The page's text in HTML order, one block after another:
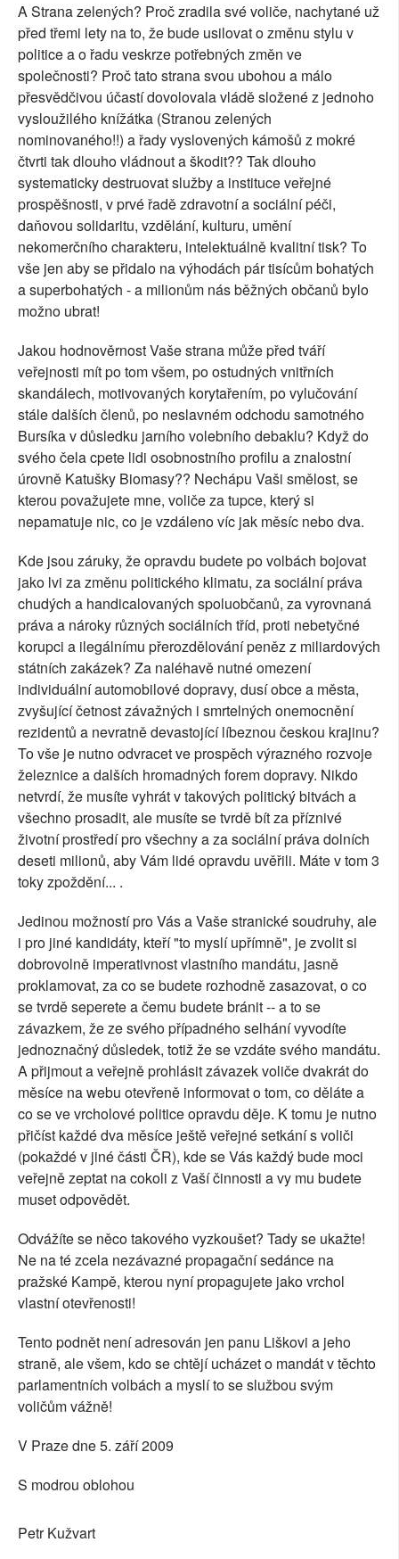
A Strana zelených? Proč zradila své voliče, nachytané už
před třemi lety na to, že bude usilovat o změnu stylu v
politice a o řadu veskrze potřebných změn ve
společnosti? Proč tato strana svou ubohou a málo
přesvědčivou účastí dovolovala vládě složené z jednoho
vysloužilého knížátka (Stranou zelených
nominovaného!!) a řady vyslovených kámošů z mokré
čtvrti tak dlouho vládnout a škodit?? Tak dlouho
systematicky destruovat služby a instituce veřejné
prospěšnosti, v prvé řadě zdravotní a sociální péči,
daňovou solidaritu, vzdělání, kulturu, umění
nekomerčního charakteru, intelektuálně kvalitní tisk? To
vše jen aby se přidalo na výhodách pár tisícům bohatých
a superbohatých - a milionům nás běžných občanů bylo
možno ubrat!
Jakou hodnověrnost Vaše strana může před tváří
veřejnosti mít po tom všem, po ostudných vnitřních
skandálech, motivovaných korytařením, po vylučování
stále dalších členů, po neslavném odchodu samotného
Bursíka v důsledku jarního volebního debaklu? Když do
svého čela cpete lidi osobnostního profilu a znalostní
úrovně Katušky Biomasy?? Nechápu Vaši smělost, se
kterou považujete mne, voliče za tupce, který si
nepamatuje nic, co je vzdáleno víc jak měsíc nebo dva.
Kde jsou záruky, že opravdu budete po volbách bojovat
jako lvi za změnu politického klimatu, za sociální práva
chudých a handicalovaných spoluobčanů, za vyrovnaná
práva a nároky různých sociálních tříd, proti nebetyčné
korupci a ilegálnímu přerozdělování peněz z miliardových
státních zakázek? Za naléhavě nutné omezení
individuální automobilové dopravy, dusí obce a města,
zvyšující četnost závažných i smrtelných onemocnění
rezidentů a nevratně devastojící líbeznou českou krajinu?
To vše je nutno odvracet ve prospěch výrazného rozvoje
železnice a dalších hromadných forem dopravy. Nikdo
netvrdí, že musíte vyhrát v takových politický bitvách a
všechno prosadit, ale musíte se tvrdě bít za příznivé
životní prostředí pro všechny a za sociální práva dolních
deseti milionů, aby Vám lidé opravdu uvěřili. Máte v tom 3
toky zpoždění... .
Jedinou možností pro Vás a Vaše stranické soudruhy, ale
i pro jiné kandidáty, kteří "to myslí upřímně", je zvolit si
dobrovolně imperativnost vlastního mandátu, jasně
proklamovat, za co se budete rozhodně zasazovat, o co
se tvrdě seperete a čemu budete bránit -- a to se
závazkem, že ze svého případného selhání vyvodíte
jednoznačný důsledek, totiž že se vzdáte svého mandátu.
A přijmout a veřejně prohlásit závazek voliče dvakrát do
měsíce na webu otevřeně informovat o tom, co děláte a
co se ve vrcholové politice opravdu děje. K tomu je nutno
přičíst každé dva měsíce ještě veřejné setkání s voliči
(pokaždé v jiné části ČR), kde se Vás každý bude moci
veřejně zeptat na cokoli z Vaší činnosti a vy mu budete
muset odpovědět.
Odvážíte se něco takového vyzkoušet? Tady se ukažte!
Ne na té zcela nezávazné propagační sedánce na
pražské Kampě, kterou nyní propagujete jako vrchol
vlastní otevřenosti!
Tento podnět není adresován jen panu Liškovi a jeho
straně, ale všem, kdo se chtějí ucházet o mandát v těchto
parlamentních volbách a myslí to se službou svým
voličům vážně!
V Praze dne 5. září 2009
S modrou oblohou
Petr Kužvart